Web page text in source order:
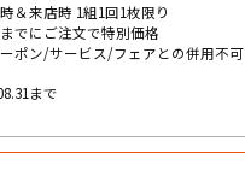
時＆来店時 1組1回1枚限り
までにご注文で特別価格
ーポン/サービス/フェアとの併用不可
まで